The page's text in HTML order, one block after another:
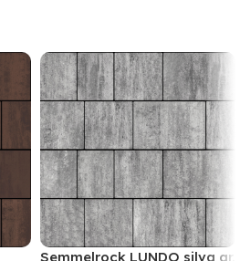
Semmelrock LUNDO silva gr.